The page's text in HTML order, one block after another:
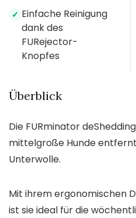
✓ Einfache Reinigung
dank des
FURejector-
Knopfes
Überblick
Die FURminator
mittelgroße Hunde entfernt
Unterwolle.
Mit ihrem ergonomischen
ist sie ideal für die